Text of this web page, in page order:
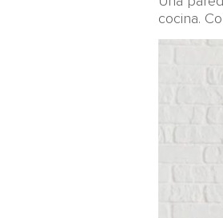
cocina.